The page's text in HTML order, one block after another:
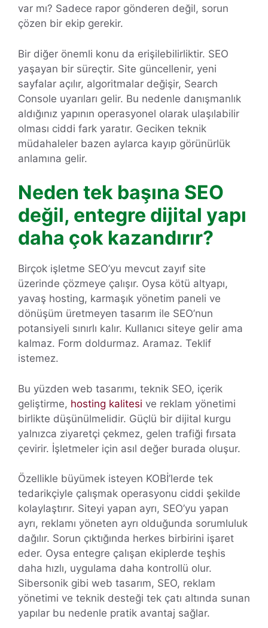
var mı? Sadece rapor gönderen değil, sorun
çözen bir ekip gerekir.
Bir diğer önemli konu da erişilebilirliktir. SEO
yaşayan bir süreçtir. Site güncellenir, yeni
sayfalar açılır, algoritmalar değişir, Search
Console uyarıları gelir. Bu nedenle danışmanlık
aldığınız yapının operasyonel olarak ulaşılabilir
olması ciddi fark yaratır. Geciken teknik
müdahaleler bazen aylarca kayıp görünürlük
anlamına gelir.
Neden tek başına SEO
değil, entegre dijital yapı
daha çok kazandırır?
Birçok işletme SEO’yu mevcut zayıf site
üzerinde çözmeye çalışır. Oysa kötü altyapı,
yavaş hosting, karmaşık yönetim paneli ve
dönüşüm üretmeyen tasarım ile SEO’nun
potansiyeli sınırlı kalır. Kullanıcı siteye gelir ama
kalmaz. Form doldurmaz. Aramaz. Teklif
istemez.
Bu yüzden web tasarımı, teknik SEO, içerik
geliştirme, hosting kalitesi ve reklam yönetimi
birlikte düşünülmelidir. Güçlü bir dijital kurgu
yalnızca ziyaretçi çekmez, gelen trafiği fırsata
çevirir. İşletmeler için asıl değer burada oluşur.
Özellikle büyümek isteyen KOBİ’lerde tek
tedarikçiyle çalışmak operasyonu ciddi şekilde
kolaylaştırır. Siteyi yapan ayrı, SEO’yu yapan
ayrı, reklamı yöneten ayrı olduğunda sorumluluk
dağılır. Sorun çıktığında herkes birbirini işaret
eder. Oysa entegre çalışan ekiplerde teşhis
daha hızlı, uygulama daha kontrollü olur.
Sibersonik gibi web tasarım, SEO, reklam
yönetimi ve teknik desteği tek çatı altında sunan
yapılar bu nedenle pratik avantaj sağlar.